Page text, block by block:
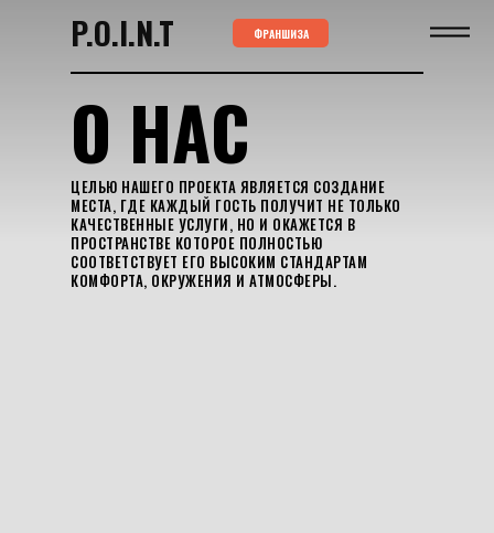
О НАС
ЦЕЛЬЮ НАШЕГО ПРОЕКТА ЯВЛЯЕТСЯ СОЗДАНИЕ
МЕСТА, ГДЕ КАЖДЫЙ ГОСТЬ ПОЛУЧИТ НЕ ТОЛЬКО
КАЧЕСТВЕННЫЕ УСЛУГИ, НО И ОКАЖЕТСЯ В
ПРОСТРАНСТВЕ КОТОРОЕ ПОЛНОСТЬЮ
СООТВЕТСТВУЕТ ЕГО ВЫСОКИМ СТАНДАРТАМ
КОМФОРТА, ОКРУЖЕНИЯ И АТМОСФЕРЫ.
P.O.I.N.T ФРАНШИЗА